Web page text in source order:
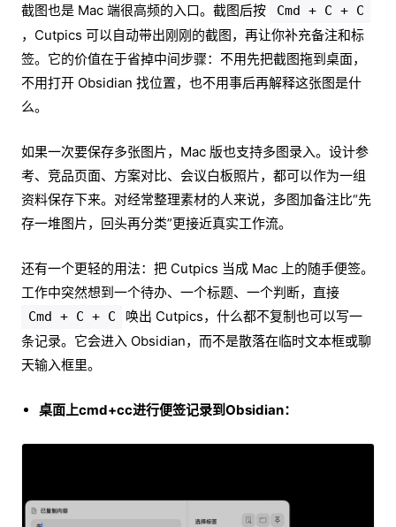
截图也是 Mac 端很高频的入口。截图后按 Cmd + C + C
，Cutpics 可以自动带出刚刚的截图，再让你补充备注和标
签。它的价值在于省掉中间步骤：不用先把截图拖到桌面，
不用打开 Obsidian 找位置，也不用事后再解释这张图是什
么。
如果一次要保存多张图片，Mac 版也支持多图录入。设计参
考、竞品页面、方案对比、会议白板照片，都可以作为一组
资料保存下来。对经常整理素材的人来说，多图加备注比“先
存一堆图片，回头再分类”更接近真实工作流。
还有一个更轻的用法：把 Cutpics 当成 Mac 上的随手便签。
工作中突然想到一个待办、一个标题、一个判断，直接
Cmd + C + C
唤出 Cutpics，什么都不复制也可以写一
条记录。它会进入 Obsidian，而不是散落在临时文本框或聊
天输入框里。
桌面上cmd+cc进行便签记录到Obsidian：